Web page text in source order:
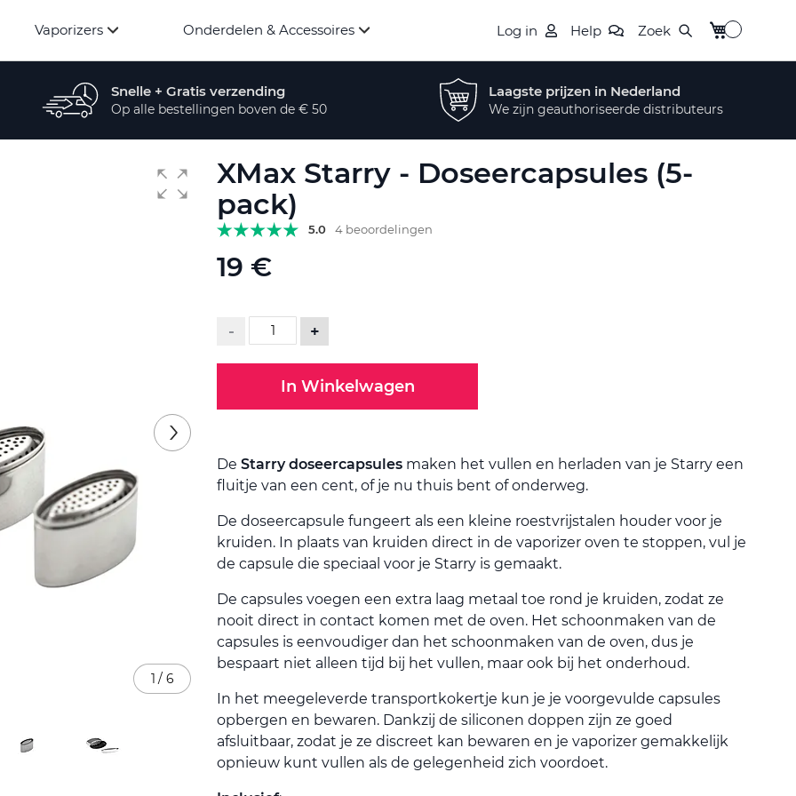
Vaporizers Onderdelen & Accessoires Log in Help Zoek Winkelwagen
Snelle + Gratis verzending
Op alle bestellingen boven de € 50
Laagste prijzen in Nederland
We zijn geauthoriseerde distributeurs
XMax Starry - Doseercapsules (5-
pack)
5.0 4 beoordelingen
19 €
- +
In Winkelwagen
De Starry doseercapsules maken het vullen en herladen van je Starry een
fluitje van een cent, of je nu thuis bent of onderweg.
De doseercapsule fungeert als een kleine roestvrijstalen houder voor je
kruiden. In plaats van kruiden direct in de vaporizer oven te stoppen, vul je
de capsule die speciaal voor je Starry is gemaakt.
De capsules voegen een extra laag metaal toe rond je kruiden, zodat ze
nooit direct in contact komen met de oven. Het schoonmaken van de
capsules is eenvoudiger dan het schoonmaken van de oven, dus je
bespaart niet alleen tijd bij het vullen, maar ook bij het onderhoud.
In het meegeleverde transportkokertje kun je je voorgevulde capsules
opbergen en bewaren. Dankzij de siliconen doppen zijn ze goed
afsluitbaar, zodat je ze discreet kan bewaren en je vaporizer gemakkelijk
opnieuw kunt vullen als de gelegenheid zich voordoet.
1 / 6